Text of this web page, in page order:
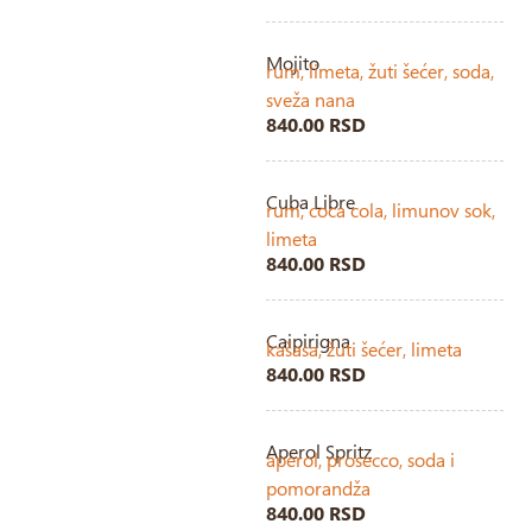
Mojito
rum, limeta, žuti šećer, soda,
sveža nana
840.00 RSD
Cuba Libre
rum, coca cola, limunov sok,
limeta
840.00 RSD
Caipirigna
kašasa, žuti šećer, limeta
840.00 RSD
Aperol Spritz
aperol, prosecco, soda i
pomorandža
840.00 RSD